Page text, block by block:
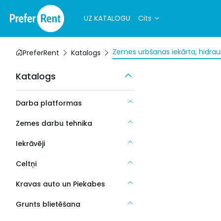
UZ KATALOGU Cits
PreferRent Katalogs Zemes urbšanas iekārta,
Katalogs
Darba platformas
Zemes darbu tehnika
Iekrāvēji
Celtņi
Kravas auto un Piekabes
Grunts blietēšana